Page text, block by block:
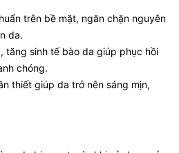
trên bề mặt, ngăn chặn nguyên
da.
tăng sinh tế bào da giúp phục hồi
chóng.
thiết giúp da trở nên sáng mịn,